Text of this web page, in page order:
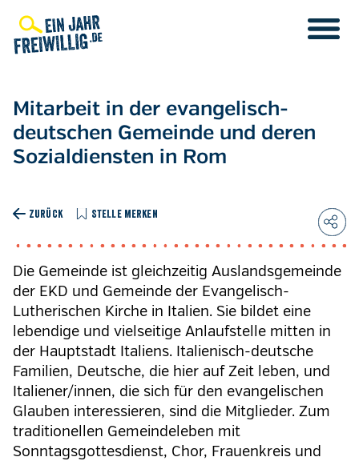
zum
Inhalt
Mitarbeit in der evangelisch-
deutschen Gemeinde und deren
Sozialdiensten in Rom
ZURÜCK STELLE MERKEN
Die Gemeinde ist gleichzeitig Auslandsgemeinde
der EKD und Gemeinde der Evangelisch-
Lutherischen Kirche in Italien. Sie bildet eine
lebendige und vielseitige Anlaufstelle mitten in
der Hauptstadt Italiens. Italienisch-deutsche
Familien, Deutsche, die hier auf Zeit leben, und
Italiener/innen, die sich für den evangelischen
Glauben interessieren, sind die Mitglieder. Zum
traditionellen Gemeindeleben mit
Sonntagsgottesdienst, Chor, Frauenkreis und